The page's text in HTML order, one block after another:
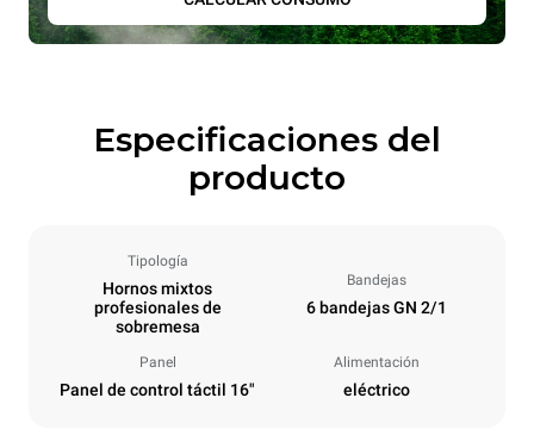
Especificaciones del
producto
Tipología
Hornos mixtos
profesionales de
sobremesa
Bandejas
6 bandejas GN 2/1
Panel
Panel de control táctil 16"
Alimentación
eléctrico